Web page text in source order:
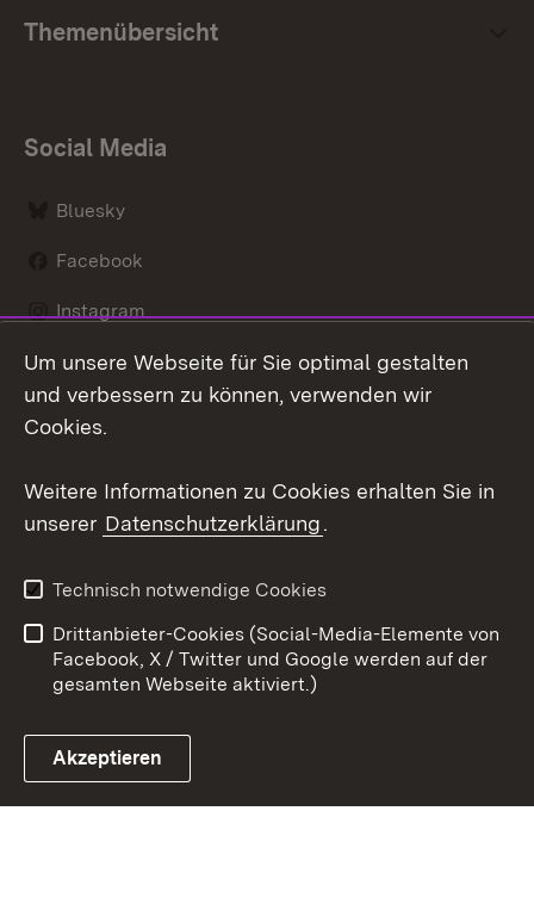
Themenübersicht
Social Media
Bluesky
Facebook
Instagram
LinkedIn
Link zum Landesportal
Datenschutz
Barrierefreiheit
Impressum
Cookies
Um unsere Webseite für Sie optimal gestalten
und verbessern zu können, verwenden wir
Cookies.
Weitere Informationen zu Cookies erhalten Sie in
unserer Datenschutzerklärung.
Technisch notwendige Cookies
Drittanbieter-Cookies (Social-Media-Elemente von
Facebook, X / Twitter und Google werden auf der
gesamten Webseite aktiviert.)
Akzeptieren